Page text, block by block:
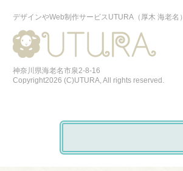
デザインやWeb制作サービスUTURA（厚木 海老名）
神奈川県海老名市泉2-8-16
Copyright2026 (C)UTURA, All rights reserved.